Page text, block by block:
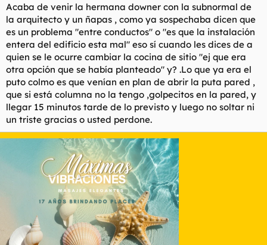
:
Acaba de venir la hermana downer con la subnormal de
la arquitecto y un ñapas , como ya sospechaba dicen que
es un problema "entre conductos" o "es que la instalación
entera del edificio esta mal" eso sí cuando les dices de a
quien se le ocurre cambiar la cocina de sitio "ej que era
otra opción que se había planteado" y? .Lo que ya era el
puto colmo es que venían en plan de abrir la puta pared ,
que si está columna no la tengo ,golpecitos en la pared, y
llegar 15 minutos tarde de lo previsto y luego no soltar ni
un triste gracias o usted perdone.